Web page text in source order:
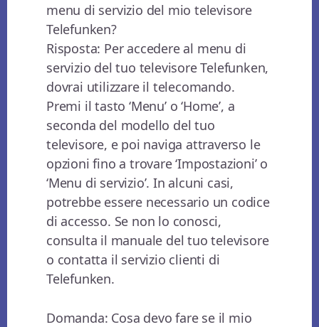
menu di servizio del mio televisore
Telefunken?
Risposta: Per accedere al menu di
servizio del tuo televisore Telefunken,
dovrai utilizzare il telecomando.
Premi il tasto ‘Menu’ o ‘Home’, a
seconda del modello del tuo
televisore, e poi naviga attraverso le
opzioni fino a trovare ‘Impostazioni’ o
‘Menu di servizio’. In alcuni casi,
potrebbe essere necessario un codice
di accesso. Se non lo conosci,
consulta il manuale del tuo televisore
o contatta il servizio clienti di
Telefunken.
Domanda: Cosa devo fare se il mio